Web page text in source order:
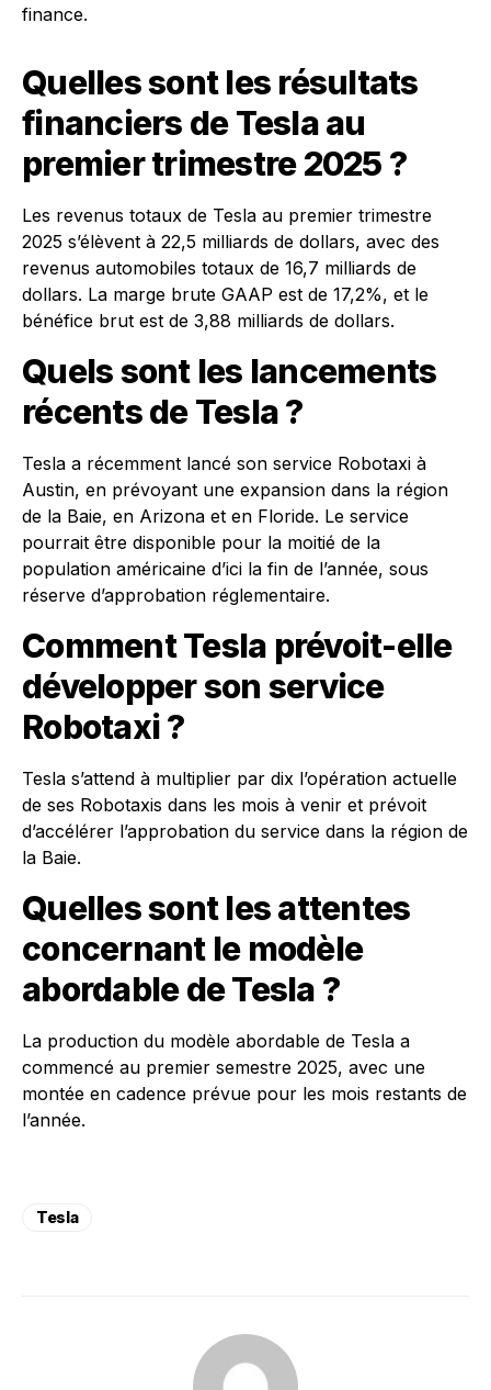
finance.
Quelles sont les résultats
financiers de Tesla au
premier trimestre 2025 ?
Les revenus totaux de Tesla au premier trimestre
2025 s’élèvent à 22,5 milliards de dollars, avec des
revenus automobiles totaux de 16,7 milliards de
dollars. La marge brute GAAP est de 17,2%, et le
bénéfice brut est de 3,88 milliards de dollars.
Quels sont les lancements
récents de Tesla ?
Tesla a récemment lancé son service Robotaxi à
Austin, en prévoyant une expansion dans la région
de la Baie, en Arizona et en Floride. Le service
pourrait être disponible pour la moitié de la
population américaine d’ici la fin de l’année, sous
réserve d’approbation réglementaire.
Comment Tesla prévoit-elle
développer son service
Robotaxi ?
Tesla s’attend à multiplier par dix l’opération actuelle
de ses Robotaxis dans les mois à venir et prévoit
d’accélérer l’approbation du service dans la région de
la Baie.
Quelles sont les attentes
concernant le modèle
abordable de Tesla ?
La production du modèle abordable de Tesla a
commencé au premier semestre 2025, avec une
montée en cadence prévue pour les mois restants de
l’année.
Tesla